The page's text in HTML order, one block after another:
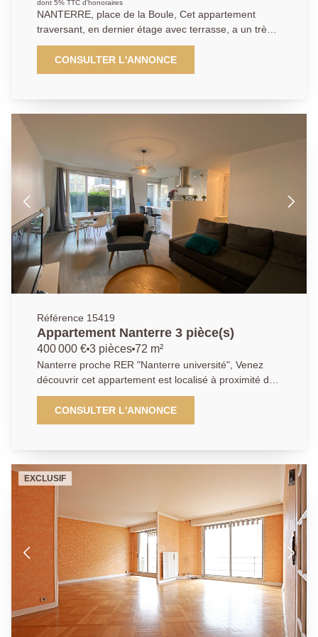
dont 5% TTC d'honoraires
NANTERRE, place de la Boule, Cet appartement
traversant, en dernier étage avec terrasse, a un très
beau potentiel. Il se compose d'une entrée avec des
toilettes et du rangement, d'un grand séjour donnant
sur une terrasse exposée sud/ouest d'environ 22 M2,
de toutes les commodités. Cave et box en sous-sol
complètent ce bien. Petite copropriété calme et
arborée. Ses atouts: RER Nanterre Ville à 12 min,
marché, écoles et commerces à 5 min.
01.40.97.07.07 AP/BV
CONSULTER L'ANNONCE
Référence 15419
Appartement Nanterre 3 pièce(s)
400 000 € 3 pièces 72 m²
Nanterre proche RER "Nanterre université", Venez
découvrir cet appartement est localisé à proximité de
toutes les commodités, des écoles. Son emplacement
à 2 minutes à pied du RER et à 10 minutes de la
Défense, est un de ses atouts. Cet appartement
Les deux pièces possèdent un accès à une terrasse.
Pour accéder au coin, un dégagement qui dessert
d'acquérir le parking en supplément. Nous contactez :
01 40 97 07 07 AP/LT
CONSULTER L'ANNONCE
EXCLUSIF